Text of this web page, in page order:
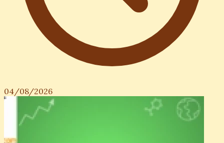
04/08/2026